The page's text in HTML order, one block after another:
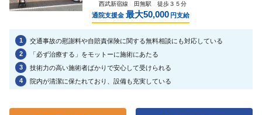
西武新宿線 田無駅 徒歩３５分
通院支援金 最大50,000 円支給
1
交通事故の慰謝料や自賠責保険に関する無料相談にも対応している
2
「必ず治療する」をモットーに施術にあたる
3
技術力の高い施術者ばかりで安心して受けられる
4
院内が清潔に保たれており、設備も充実している